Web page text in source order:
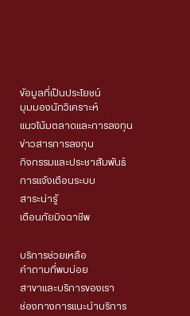
ข้อมูลที่เป็นประโยชน์
มุมมองนักวิเคราะห์
แนวโน้มตลาดและการลงทุน
ข่าวสารการลงทุน
กิจกรรมและประชาสัมพันธ์
การแจ้งเตือนระบบ
สาระน่ารู้
เตือนภัยมิจฉาชีพ
บริการช่วยเหลือ
คำถามที่พบบ่อย
สาขาและบริการของเรา
ช่องทางการแนะนำบริการ